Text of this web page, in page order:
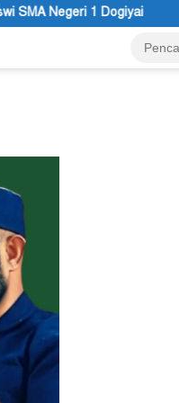
Anggota MRP Papua